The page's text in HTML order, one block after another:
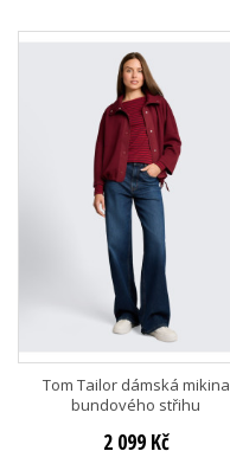
Tom Tailor dámská mikina
bundového střihu
2 099 Kč